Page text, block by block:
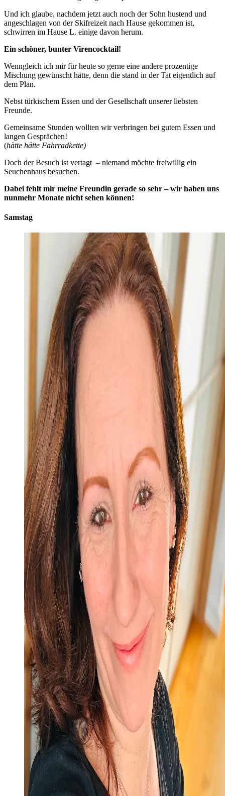
Und ich glaube, nachdem jetzt auch noch der Sohn hustend und
angeschlagen von der Skifreizeit nach Hause gekommen ist,
schwirren im Hause L. einige davon herum.
Ein schöner, bunter Virencocktail!
Wenngleich ich mir für heute so gerne eine andere prozentige
Mischung gewünscht hätte, denn die stand in der Tat eigentlich auf
dem Plan.
Nebst türkischem Essen und der Gesellschaft unserer liebsten
Freunde.
Gemeinsame Stunden wollten wir verbringen bei gutem Essen und
langen Gesprächen!
(hätte hätte Fahrradkette)
Doch der Besuch ist vertagt – niemand möchte freiwillig ein
Seuchenhaus besuchen.
Dabei fehlt mir meine Freundin gerade so sehr – wir haben uns
nunmehr Monate nicht sehen können!
Samstag